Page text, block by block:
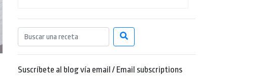
Suscríbete al blog vía email / Email subscriptions